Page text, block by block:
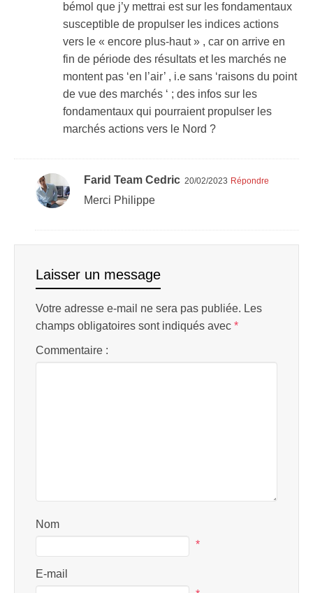
bémol que j’y mettrai est sur les fondamentaux
susceptible de propulser les indices actions
vers le « encore plus-haut » , car on arrive en
fin de période des résultats et les marchés ne
montent pas ‘en l’air’ , i.e sans ‘raisons du point
de vue des marchés ‘ ; des infos sur les
fondamentaux qui pourraient propulser les
marchés actions vers le Nord ?
Farid Team Cedric 20/02/2023 Répondre
Merci Philippe
Laisser un message
Votre adresse e-mail ne sera pas publiée. Les
champs obligatoires sont indiqués avec *
Commentaire :
Nom
*
E-mail